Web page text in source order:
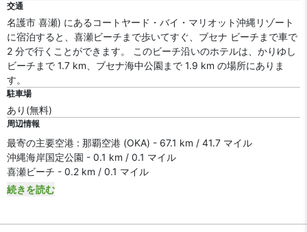
交通
名護市 喜瀬) にあるコートヤード・バイ・マリオット沖縄リゾート
に宿泊すると、喜瀬ビーチまで歩いてすぐ、ブセナ ビーチまで車で
2 分で行くことができます。 このビーチ沿いのホテルは、かりゆし
ビーチまで 1.7 km、ブセナ海中公園まで 1.9 km の場所にありま
す。
駐車場
あり(無料)
周辺情報
最寄の主要空港 : 那覇空港 (OKA) - 67.1 km / 41.7 マイル
沖縄海岸国定公園 - 0.1 km / 0.1 マイル
喜瀬ビーチ - 0.2 km / 0.1 マイル
続きを読む